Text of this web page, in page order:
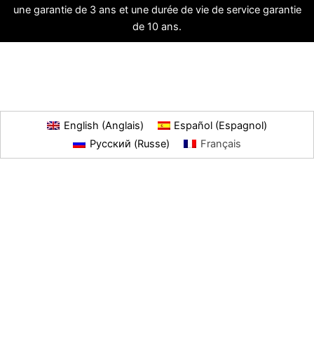
une garantie de 3 ans et une durée de vie de service garantie
de 10 ans.
English (Anglais) Español (Espagnol)
Русский (Russe) Français